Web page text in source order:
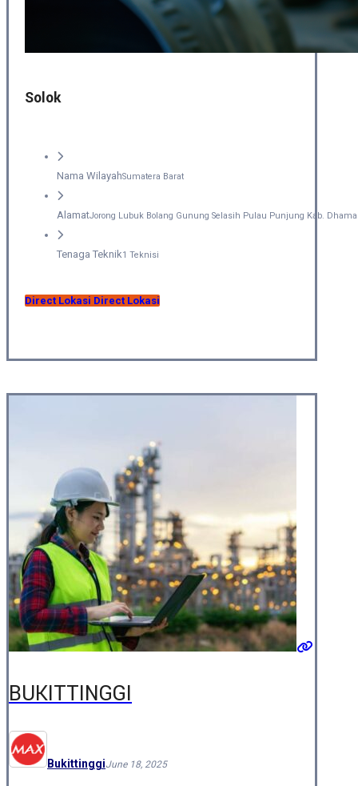
Solok
Nama WilayahSumatera Barat
AlamatJorong Lubuk Bolang Gunung Selasih Pulau Punjung Kab.
Tenaga Teknik1 Teknisi
Direct Lokasi Direct Lokasi
BUKITTINGGI
BukittinggiJune 18, 2025